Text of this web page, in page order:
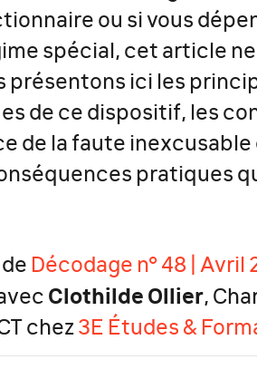
ou si vous
spécial, cet article
présentons ici les
de ce dispositif, les
de la faute
pratiques
Décodage n° 48 | Avril
Clothilde Ollier,
chez3E Études &